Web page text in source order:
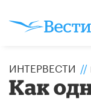
ИНТЕРВЕСТИ //
Как